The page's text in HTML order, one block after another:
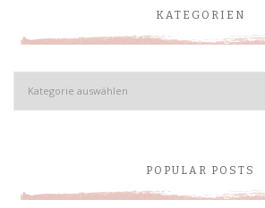
KATEGORIEN
Kategorien
POPULAR POSTS